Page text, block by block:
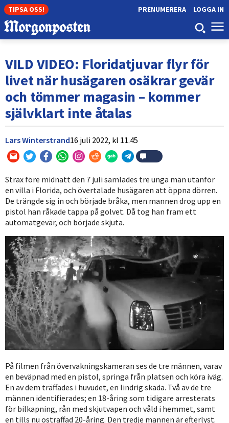
TIPSA OSS! LOGGA IN
PRENUMERERA
VILD VIDEO: Floridatjuvar flyr för
livet när husägaren osäkrar gevär
och tömmer magasin – kommer
självklart inte åtalas
Lars Winterstrand16 juli 2022, kl 11.45
Strax före midnatt den 7 juli samlades tre unga män utanför
en villa i Florida, och övertalade husägaren att öppna dörren.
De trängde sig in och började bråka, men mannen drog upp en
pistol han råkade tappa på golvet. Då tog han fram ett
automatgevär, och började skjuta.
På filmen från övervakningskameran ses de tre männen, varav
en beväpnad med en pistol, springa från platsen och köra iväg.
En av dem träffades i huvudet, en lindrig skada. Två av de tre
männen identifierades; en 18-åring som tidigare arresterats
för bilkapning, rån med skjutvapen och våld i hemmet, samt
en tills nu ostraffad 20-åring. Den tredje mannen är efterlyst.